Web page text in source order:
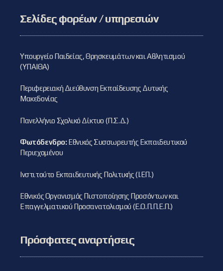
Σελίδες φορέων / υπηρεσιών
Υπουργείο Παιδείας, Θρησκευμάτων και Αθλητισμού
(ΥΠΑΙΘΑ)
Περιφερειακή Διεύθυνση Εκπαίδευσης Δυτικής
Μακεδονίας
Πανελλήνιο Σχολικό Δίκτυο (Π.Σ.Δ.)
Φωτόδενδρο:Εθνικός Συσσωρευτής Εκπαιδευτικού
Περιεχομένου
Ινστιτούτο Εκπαιδευτικής Πολιτικής (Ι.ΕΠ.)
Εθνικός Οργανισμός Πιστοποίησης Προσόντων και
Επαγγελματικού Προσανατολισμού (Ε.Ο.Π.Π.Ε.Π.)
Πρόσφατες αναρτήσεις